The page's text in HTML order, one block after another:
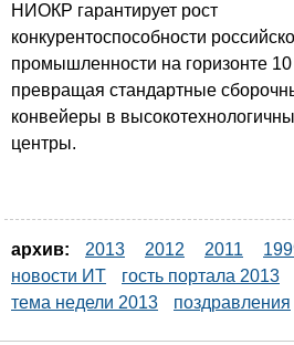
НИОКР гарантирует рост
конкурентоспособности
промышленности на горизонте 10
превращая стандартные
конвейеры в
центры.
архив: 2013 2012 2011
новости ИТ
гость портала 2013
тема недели 2013
поздравления